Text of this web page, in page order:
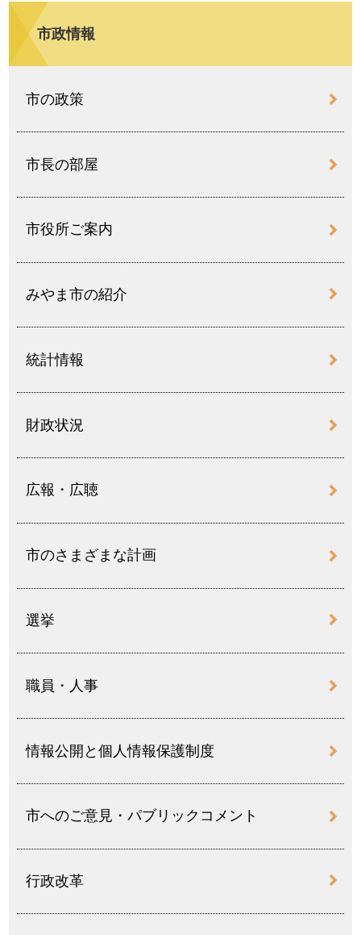
市政情報
市の政策
市長の部屋
市役所ご案内
みやま市の紹介
統計情報
財政状況
広報・広聴
市のさまざまな計画
選挙
職員・人事
情報公開と個人情報保護制度
市へのご意見・パブリックコメント
行政改革